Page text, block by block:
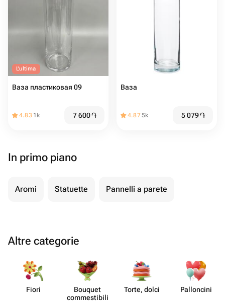
L'ultima
Ваза пластиковая 09
4.83 1k 7 600֏
Ваза
4.875k 5 079֏
In primo piano
Aromi Statuette Pannelli a parete
Altre categorie
Fiori
Bouquet
commes​tibili
Torte, dolci Pall​oncini